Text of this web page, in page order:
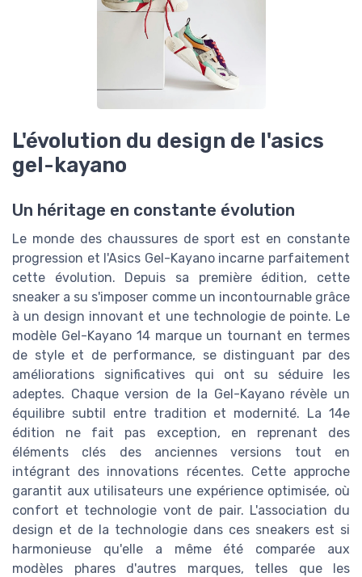
L'évolution du design de l'asics
gel-kayano
Un héritage en constante évolution
Le monde des chaussures de sport est en constante
progression et l'Asics Gel-Kayano incarne parfaitement
cette évolution. Depuis sa première édition, cette
sneaker a su s'imposer comme un incontournable grâce
à un design innovant et une technologie de pointe. Le
modèle Gel-Kayano 14 marque un tournant en termes
de style et de performance, se distinguant par des
améliorations significatives qui ont su séduire les
adeptes. Chaque version de la Gel-Kayano révèle un
équilibre subtil entre tradition et modernité. La 14e
édition ne fait pas exception, en reprenant des
éléments clés des anciennes versions tout en
intégrant des innovations récentes. Cette approche
garantit aux utilisateurs une expérience optimisée, où
confort et technologie vont de pair. L'association du
design et de la technologie dans ces sneakers est si
harmonieuse qu'elle a même été comparée aux
modèles phares d'autres marques, telles que les